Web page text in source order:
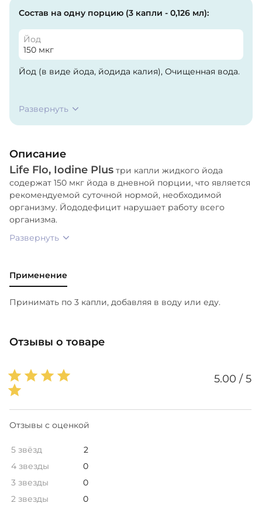
Состав на одну порцию (3 капли - 0,126 мл):
Йод
150 мкг
Йод (в виде йода, йодида калия), Очищенная вода.
Развернуть
Описание
Life Flo, Iodine Plus три капли жидкого йода
содержат 150 мкг йода в дневной порции, что является
рекомендуемой суточной нормой, необходимой
организму. Йододефицит нарушает работу всего
организма.
Развернуть
Применение
Принимать по 3 капли, добавляя в воду или еду.
Отзывы о товаре
5.00 / 5
Отзывы с оценкой
5 звёзд
2
4 звезды
0
3 звезды
0
2 звезды
0